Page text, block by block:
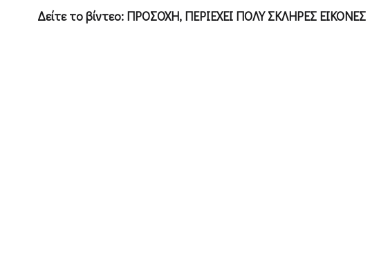
Δείτε το βίντεο: ΠΡΟΣΟΧΗ, ΠΕΡΙΕΧΕΙ ΠΟΛΥ ΣΚΛΗΡΕΣ ΕΙΚΟΝΕΣ